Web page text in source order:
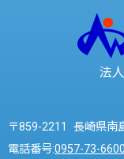
法
〒859-2211 長崎県南
電話番号:0957-73-6600